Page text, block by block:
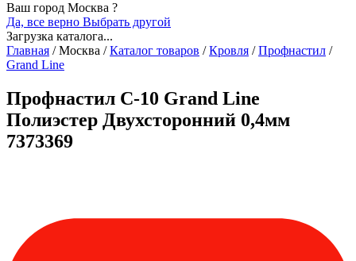
Ваш город Москва ?
Да, все верно Выбрать другой
Загрузка каталога...
Главная /Москва / Каталог товаров / Кровля / Профнастил /
Grand Line
Профнастил С-10 Grand Line
Полиэстер Двухсторонний 0,4мм
7373369